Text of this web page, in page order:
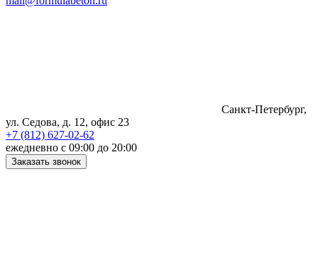
Санкт-Петербург,
ул. Седова, д. 12, офис 23
+7 (812) 627-02-62
ежедневно с 09:00 до 20:00
Заказать звонок